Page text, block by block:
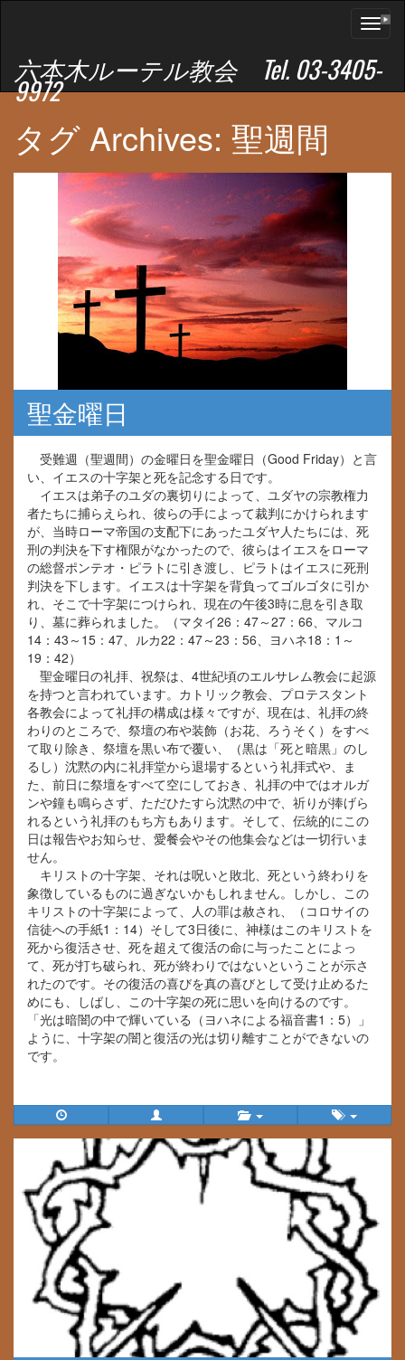
六本木ルーテル教会 Tel. 03-3405-
9972
タグ Archives: 聖週間
聖金曜日
受難週（聖週間）の金曜日を聖金曜日（Good Friday）と言
い、イエスの十字架と死を記念する日です。
イエスは弟子のユダの裏切りによって、ユダヤの宗教権力
者たちに捕らえられ、彼らの手によって裁判にかけられます
が、当時ローマ帝国の支配下にあったユダヤ人たちには、死
刑の判決を下す権限がなかったので、彼らはイエスをローマ
の総督ポンテオ・ピラトに引き渡し、ピラトはイエスに死刑
判決を下します。イエスは十字架を背負ってゴルゴタに引か
れ、そこで十字架につけられ、現在の午後3時に息を引き取
り、墓に葬られました。（マタイ26：47～27：66、マルコ
14：43～15：47、ルカ22：47～23：56、ヨハネ18：1～
19：42）
聖金曜日の礼拝、祝祭は、4世紀頃のエルサレム教会に起源
を持つと言われています。カトリック教会、プロテスタント
各教会によって礼拝の構成は様々ですが、現在は、礼拝の終
わりのところで、祭壇の布や装飾（お花、ろうそく）をすべ
て取り除き、祭壇を黒い布で覆い、（黒は「死と暗黒」のし
るし）沈黙の内に礼拝堂から退場するという礼拝式や、ま
た、前日に祭壇をすべて空にしておき、礼拝の中ではオルガ
ンや鐘も鳴らさず、ただひたすら沈黙の中で、祈りが捧げら
れるという礼拝のもち方もあります。そして、伝統的にこの
日は報告やお知らせ、愛餐会やその他集会などは一切行いま
せん。
キリストの十字架、それは呪いと敗北、死という終わりを
象徴しているものに過ぎないかもしれません。しかし、この
キリストの十字架によって、人の罪は赦され、（コロサイの
信徒への手紙1：14）そして3日後に、神様はこのキリストを
死から復活させ、死を超えて復活の命に与ったことによっ
て、死が打ち破られ、死が終わりではないということが示さ
れたのです。その復活の喜びを真の喜びとして受け止めるた
めにも、しばし、この十字架の死に思いを向けるのです。
「光は暗闇の中で輝いている（ヨハネによる福音書1：5）」
ように、十字架の闇と復活の光は切り離すことができないの
です。